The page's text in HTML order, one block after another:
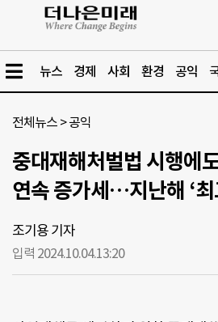
뉴스 경제 사회 환경 공익
전체뉴스 >공익
중대재해처벌법 시행에
연속 증가세…지난해 ‘최
조기용 기자
입력 2024.10.04.13:20